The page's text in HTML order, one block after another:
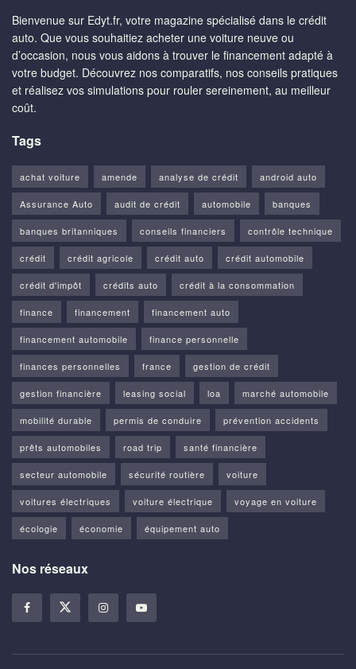
Bienvenue sur Edyt.fr, votre magazine spécialisé dans le crédit
auto. Que vous souhaitiez acheter une voiture neuve ou
d’occasion, nous vous aidons à trouver le financement adapté à
votre budget. Découvrez nos comparatifs, nos conseils pratiques
et réalisez vos simulations pour rouler sereinement, au meilleur
coût.
Tags
achat voiture amende analyse de crédit android auto
Assurance Auto audit de crédit automobile banques
banques britanniques conseils financiers contrôle technique
crédit crédit agricole crédit auto crédit automobile
crédit d'impôt crédits auto crédit à la consommation
finance financement financement auto
financement automobile finance personnelle
finances personnelles france gestion de crédit
gestion financière leasing social loa marché automobile
mobilité durable permis de conduire prévention accidents
prêts automobiles road trip santé financière
secteur automobile sécurité routière voiture
voitures électriques voiture électrique voyage en voiture
écologie économie équipement auto
Nos réseaux